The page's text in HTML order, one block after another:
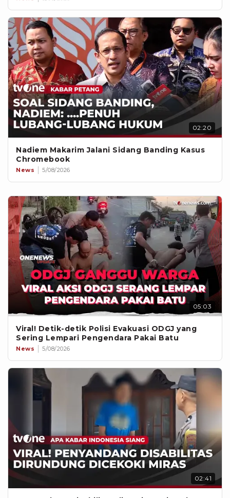
02:20
Nadiem Makarim Jalani Sidang Banding Kasus
Chromebook
News 5/08/2026
05:03
Viral! Detik-detik Polisi Evakuasi ODGJ yang
Sering Lempari Pengendara Pakai Batu
News 5/08/2026
02:41